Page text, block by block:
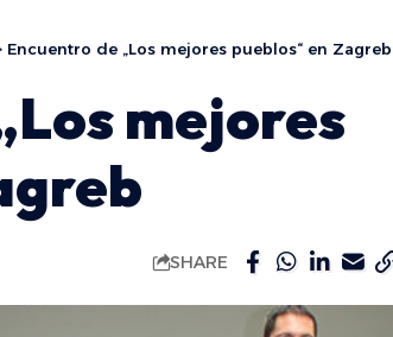
Encuentro de „Los mejores pueblos“ en Zagreb
mejores
SHARE